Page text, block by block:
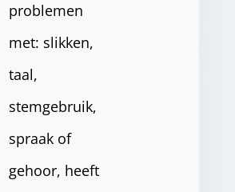
problemen
met: slikken,
taal,
stemgebruik,
spraak of
gehoor, heeft